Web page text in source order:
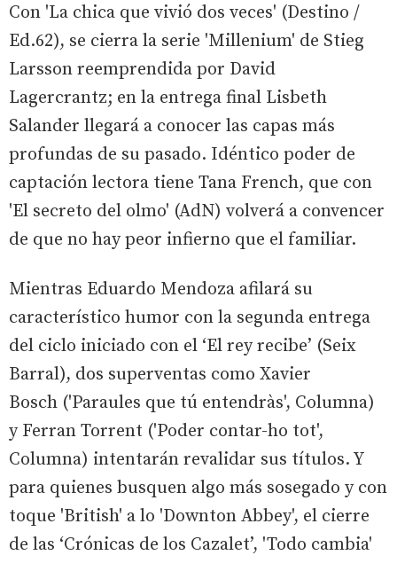
Con 'La chica que vivió dos veces' (Destino /
Ed.62), se cierra la serie 'Millenium' de Stieg
Larsson reemprendida por David
Lagercrantz; en la entrega final Lisbeth
Salander llegará a conocer las capas más
profundas de su pasado. Idéntico poder de
captación lectora tiene Tana French, que con
'El secreto del olmo' (AdN) volverá a convencer
de que no hay peor infierno que el familiar.
Mientras Eduardo Mendoza afilará su
característico humor con la segunda entrega
del ciclo iniciado con el ‘El rey recibe’ (Seix
Barral), dos superventas como Xavier
Bosch ('Paraules que tú entendràs', Columna)
y Ferran Torrent ('Poder contar-ho tot',
Columna) intentarán revalidar sus títulos. Y
para quienes busquen algo más sosegado y con
toque 'British' a lo 'Downton Abbey', el cierre
de las ‘Crónicas de los Cazalet’, 'Todo cambia'